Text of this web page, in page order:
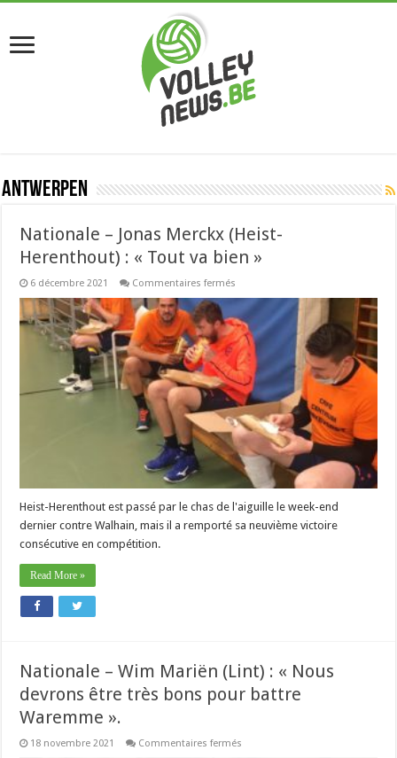
Antwerpen
Nationale – Jonas Merckx (Heist-
Herenthout) : « Tout va bien »
6 décembre 2021 Commentaires fermés
–
Jonas
Merckx
(Heist-
Herenthout)
«
Tout
va
bien
»
Heist-Herenthout est passé par le chas de l'aiguille le week-end
dernier contre Walhain, mais il a remporté sa neuvième victoire
consécutive en compétition.
Read More »
Nationale – Wim Mariën (Lint) : « Nous
devrons être très bons pour battre
Waremme ».
18 novembre 2021 Commentaires fermés